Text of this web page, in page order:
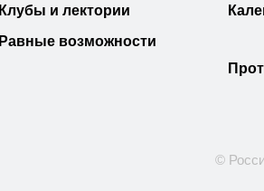
Клубы и лектории
Равные возможности
©